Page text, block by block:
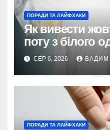
ПОРАДИ ТА ЛАЙФХАКИ
Як вивести
поту з білого
СЕР 6, 2026 ВАДИМ
ПОРАДИ ТА ЛАЙФХАКИ